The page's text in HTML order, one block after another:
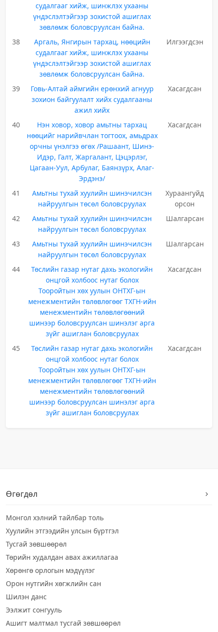
судалгааг хийж, шинжлэх ухааны
үндэслэлтэйгээр зохистой ашиглах
зөвлөмж боловсруулсан байна.
38
Аргаль, Янгирын тархац, нөөцийн
судалгааг хийж, шинжлэх ухааны
үндэслэлтэйгээр зохистой ашиглах
зөвлөмж боловсруулсан байна.
Илгээгдсэн
39
Говь-Алтай аймгийн ерөнхий агнуур
зохион байгуулалт хийх судалгааны
ажил хийх
Хасагдсан
40
Нэн ховор, ховор амьтны тархац
нөөцийг нарийвчлан тогтоох, амьдрах
орчны үнэлгээ өгөх /Рашаант, Шинэ-
Идэр, Галт, Жаргалант, Цэцэрлэг,
Цагаан-Уул, Арбулаг, Баянзүрх, Алаг-
Эрдэнэ/
Хасагдсан
41
Амьтны тухай хуулийн шинэчилсэн
найруулгын төсөл боловсруулах
Хураангуйд
орсон
42
Амьтны тухай хуулийн шинэчилсэн
найруулгын төсөл боловсруулах
Шалгарсан
43
Амьтны тухай хуулийн шинэчилсэн
найруулгын төсөл боловсруулах
Шалгарсан
44
Төслийн газар нутаг дахь экологийн
онцгой холбоос нутаг болох
Тооройтын хөх уулын ОНТХГ-ын
менежментийн төлөвлөгөөг ТХГН-ийн
менежментийн төлөвлөгөөний
шинээр боловсруулсан шинэлэг арга
зүйг ашиглан боловсруулах
Хасагдсан
45
Төслийн газар нутаг дахь экологийн
онцгой холбоос нутаг болох
Тооройтын хөх уулын ОНТХГ-ын
менежментийн төлөвлөгөөг ТХГН-ийн
менежментийн төлөвлөгөөний
шинээр боловсруулсан шинэлэг арга
зүйг ашиглан боловсруулах
Хасагдсан
Өгөгдөл
Монгол хэлний тайлбар толь
Хуулийн этгээдийн улсын бүртгэл
Тусгай зөвшөөрөл
Төрийн худалдан авах ажиллагаа
Хөрөнгө орлогын мэдүүлэг
Орон нутгийн хөгжлийн сан
Шилэн данс
Ээлжит сонгууль
Ашигт малтмал тусгай зөвшөөрөл